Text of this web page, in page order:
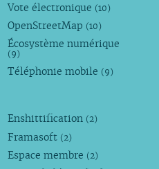
Vote électronique (10)
OpenStreetMap (10)
Écosystème numérique
(9)
Téléphonie mobile (9)
Enshittification (2)
Framasoft (2)
Espace membre (2)